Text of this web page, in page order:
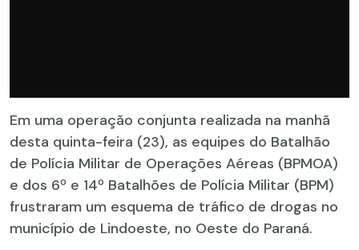
Em uma operação conjunta realizada na manhã
desta quinta-feira (23), as equipes do Batalhão
de Polícia Militar de Operações Aéreas (BPMOA)
e dos 6º e 14º Batalhões de Polícia Militar (BPM)
frustraram um esquema de tráfico de drogas no
município de Lindoeste, no Oeste do Paraná.